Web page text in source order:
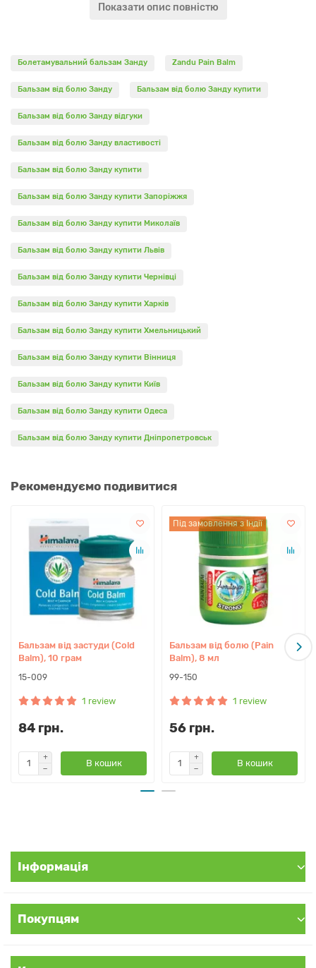
Спосіб застосування:
шаром на уражену ділянку і втирати бальзам масажними
рухами.
- Ревматичні, артрозные болю - втирати в шкіру легкими
- При головному болю - нанести тонким шаром на шкіру
лоба і в області скронь, втирати легкими рухами.
до тренування.
У нас Ви можете купити оригінальний Бальзам від болю
медицини. В Україні він відноситься до біодобавок і може
препаратом заснована на знаннях Аюрведи, фітотерапії та
здоров'я або іншими компетентними організаціями і може
бути використана лише довідково.
Показати опис повністю
Болетамувальний бальзам Занду Zandu Pain Balm
Бальзам від болю Занду Бальзам від болю Занду купити
Бальзам від болю Занду відгуки
Бальзам від болю Занду властивості
Бальзам від болю Занду купити
Бальзам від болю Занду купити Запоріжжя
Бальзам від болю Занду купити Миколаїв
Бальзам від болю Занду купити Львів
Бальзам від болю Занду купити Чернівці
Бальзам від болю Занду купити Харків
Бальзам від болю Занду купити Хмельницький
Бальзам від болю Занду купити Вінниця
Бальзам від болю Занду купити Київ
Бальзам від болю Занду купити Одеса
Бальзам від болю Занду купити Дніпропетровськ
Рекомендуємо подивитися
Бальзам від застуди (Cold
Balm), 10 грам
15-009
1 review
84 грн.
В кошик
Під замовлення з Індії
Бальзам від болю (Pain
Balm), 8 мл
99-150
1 review
56 грн.
В кошик
Інформація
Покупцям